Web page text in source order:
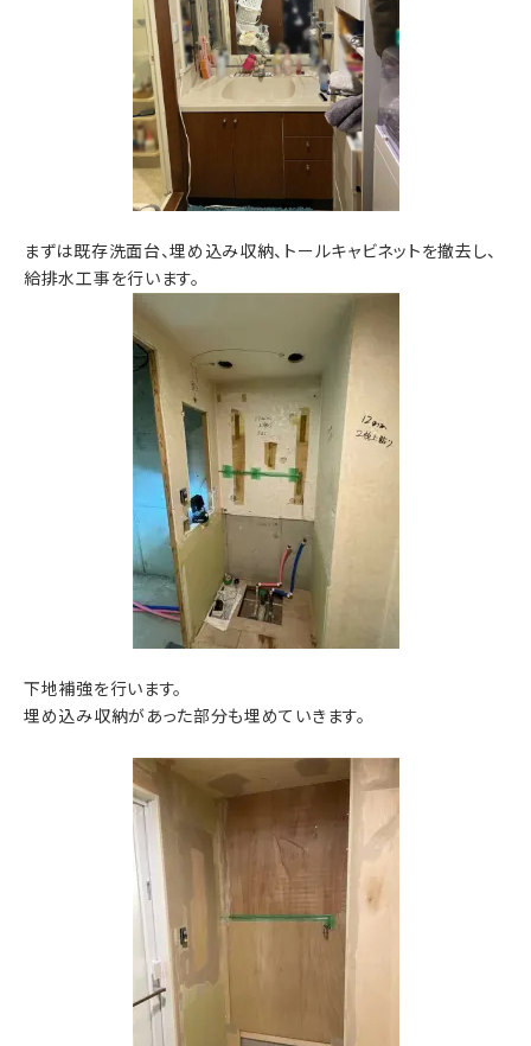
まずは既存洗面台、埋め込み収納、トールキャビネットを撤去し、
給排水工事を行います。
下地補強を行います。
埋め込み収納があった部分も埋めていきます。